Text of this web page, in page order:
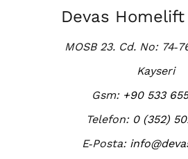
Devas
MOSB 23. Cd. No:
Kayseri
Gsm: +90 533
Telefon: 0 (352)
E‑Posta: